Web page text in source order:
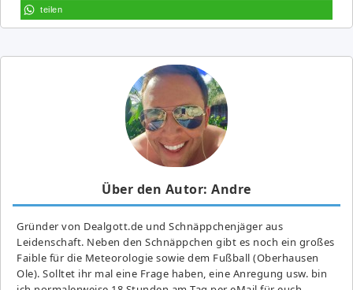
teilen
Über den Autor: Andre
Gründer von Dealgott.de und Schnäppchenjäger aus
Leidenschaft. Neben den Schnäppchen gibt es noch ein großes
Fai­ble für die Meteorologie sowie dem Fußball (Oberhausen
Ole). Solltet ihr mal eine Frage haben, eine Anregung usw. bin